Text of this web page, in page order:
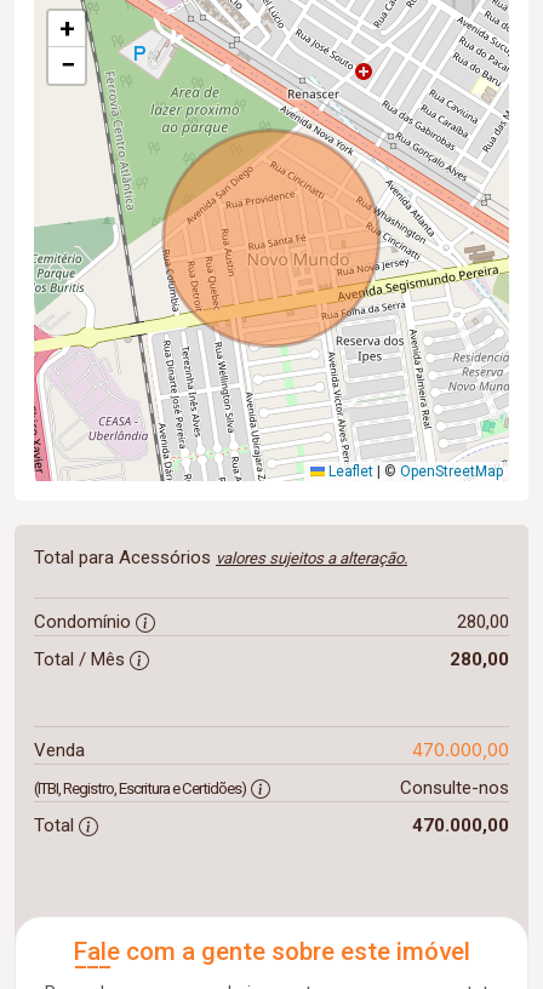
+
−
Leaflet © OpenStreetMap
Total para Acessórios valores sujeitos a alteração.
Condomínio
280,00
Total / Mês
280,00
Venda 470.000,00
(ITBI, Registro, Escritura e Certidões)
Consulte-nos
Total
470.000,00
Fale com a gente sobre este imóvel